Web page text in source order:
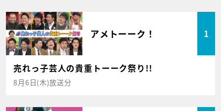
アメトーーク！ 1
売れっ子芸人の貴重トーーク祭り!!
8月6日(木)放送分